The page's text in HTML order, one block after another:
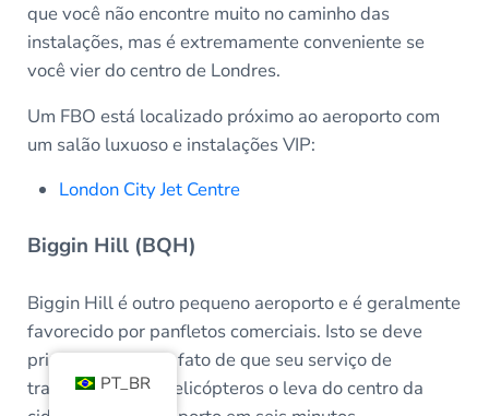
que você não encontre muito no caminho das
instalações, mas é extremamente conveniente se
você vier do centro de Londres.
Um FBO está localizado próximo ao aeroporto com
um salão luxuoso e instalações VIP:
London City Jet Centre
Biggin Hill (BQH)
Biggin Hill é outro pequeno aeroporto e é geralmente
favorecido por panfletos comerciais. Isto se deve
principalmente ao fato de que seu serviço de
transferência de helicópteros o leva do centro da
PT_BR